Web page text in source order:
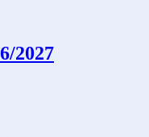
2027